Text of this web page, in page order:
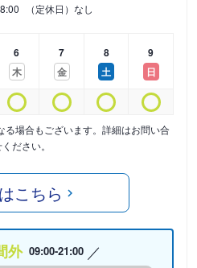
（定休日）なし
6
木
7
金
8
土
9
日
場合もございます。詳細はお問い合
ださい。
こちら
外 09:00-21:00